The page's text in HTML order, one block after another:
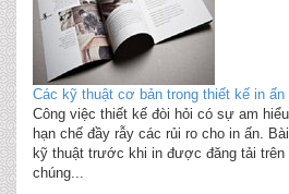
Các kỹ thuật cơ bản trong thiết kế in ấn
Công việc thiết kế đòi hỏi có sự am
hạn chế đầy rẫy các rủi ro cho in ấn.
kỹ thuật trước khi in được đăng tải trên
chúng...